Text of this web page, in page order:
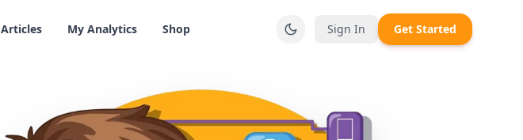
Articles My Analytics Shop Sign In Get Started